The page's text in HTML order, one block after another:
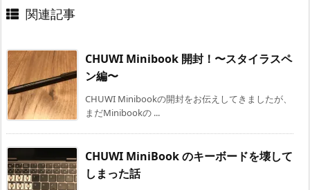
関連記事
CHUWI Minibook 開封！〜スタイラスペ
ン編〜
CHUWI Minibookの開封をお伝えしてきましたが、
まだMinibookの ...
CHUWI MiniBook のキーボードを壊して
しまった話